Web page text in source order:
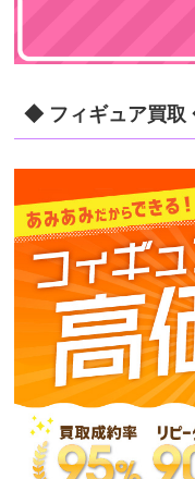
◆ フィギュア買